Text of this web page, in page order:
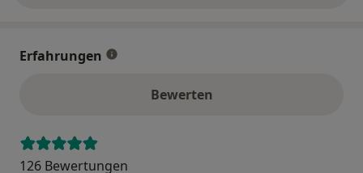
Erfahrungen
Bewerten
126 Bewertungen